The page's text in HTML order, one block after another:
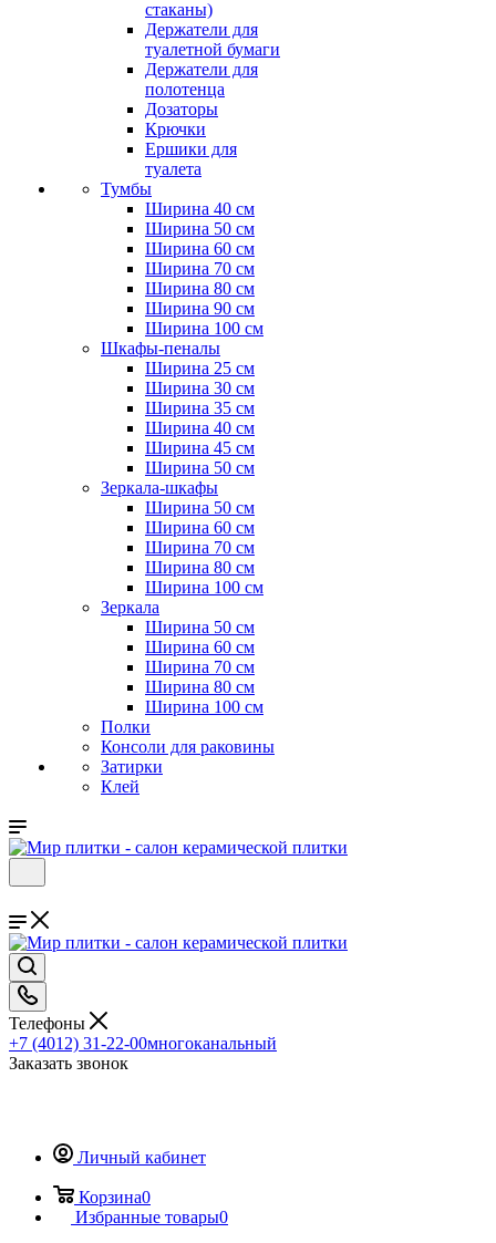
стаканы)
Держатели для
туалетной бумаги
Держатели для
полотенца
Дозаторы
Крючки
Ершики для
туалета
Тумбы
Ширина 40 см
Ширина 50 см
Ширина 60 см
Ширина 70 см
Ширина 80 см
Ширина 90 см
Ширина 100 см
Шкафы-пеналы
Ширина 25 см
Ширина 30 см
Ширина 35 см
Ширина 40 см
Ширина 45 см
Ширина 50 см
Зеркала-шкафы
Ширина 50 см
Ширина 60 см
Ширина 70 см
Ширина 80 см
Ширина 100 см
Зеркала
Ширина 50 см
Ширина 60 см
Ширина 70 см
Ширина 80 см
Ширина 100 см
Полки
Консоли для раковины
Затирки
Клей
Телефоны
+7 (4012) 31-22-00многоканальный
Заказать звонок
Личный кабинет
Корзина0
Избранные товары0